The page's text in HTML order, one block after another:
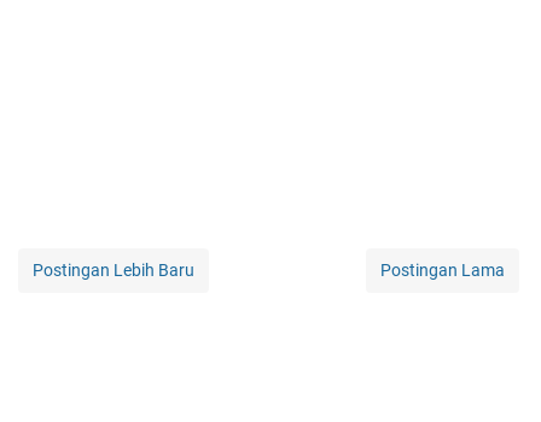
Postingan Lebih Baru Postingan Lama